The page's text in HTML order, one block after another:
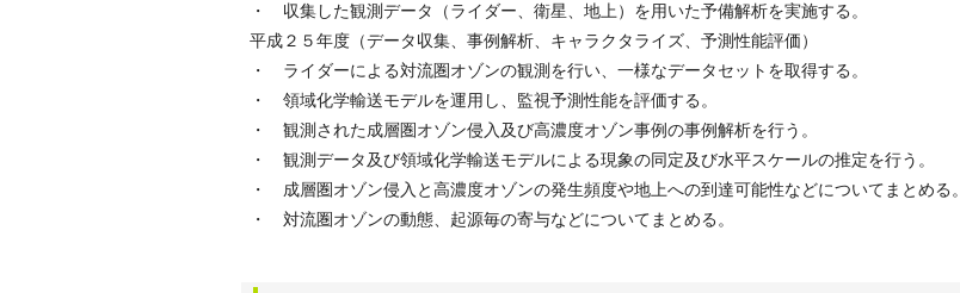
・ 収集した観測データ（ライダー、衛星、地上）を用いた予備解析を実施する。
平成２５年度（データ収集、事例解析、キャラクタライズ、予測性能評価）
・ ライダーによる対流圏オゾンの観測を行い、一様なデータセットを取得する。
・ 領域化学輸送モデルを運用し、監視予測性能を評価する。
・ 観測された成層圏オゾン侵入及び高濃度オゾン事例の事例解析を行う。
・ 観測データ及び領域化学輸送モデルによる現象の同定及び水平スケールの推定を行う。
・ 成層圏オゾン侵入と高濃度オゾンの発生頻度や地上への到達可能性などについてまとめる。
・ 対流圏オゾンの動態、起源毎の寄与などについてまとめる。